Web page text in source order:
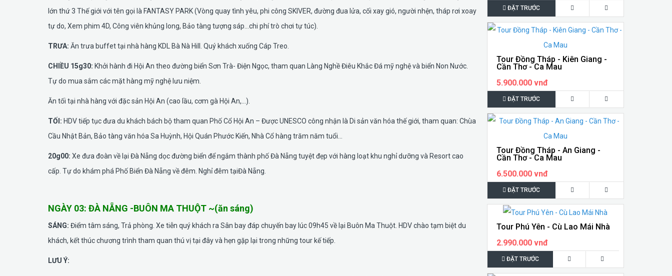
lớn thứ 3 Thế giới với tên gọi là FANTASY PARK (Vòng quay tình yêu, phi công SKIVER, đường đua lửa, cối xay gió, người nhện, tháp rơi xoay
tự do, Xem phim 4D, Công viên khủng long, Bảo tàng tượng sáp…chi phí trò chơi tự túc).
TRƯA: Ăn trưa buffet tại nhà hàng KDL Bà Nà Hill. Quý khách xuống Cáp Treo.
CHIỀU 15g30: Khởi hành đi Hội An theo đường biển Sơn Trà- Điện Ngọc, tham quan Làng Nghề Điêu Khắc Đá mỹ nghệ và biển Non Nước.
Tự do mua sắm các mặt hàng mỹ nghệ lưu niệm.
Ăn tối tại nhà hàng với đặc sản Hội An (cao lầu, cơm gà Hội An,…).
TỐI: HDV tiếp tục đưa du khách bách bộ tham quan Phố Cổ Hội An – Được UNESCO công nhận là Di sản văn hóa thế giới, tham quan: Chùa
Cầu Nhật Bản, Bảo tàng văn hóa Sa Huỳnh, Hội Quán Phước Kiến, Nhà Cổ hàng trăm năm tuổi…
20g00: Xe đưa đoàn về lại Đà Nẵng dọc đường biển để ngắm thành phố Đà Nẵng tuyệt đẹp với hàng loạt khu nghỉ dưỡng và Resort cao
cấp. Tự do khám phá Phố Biển Đà Nẵng về đêm. Nghỉ đêm tạiĐà Nẵng.
NGÀY 03: ĐÀ NẴNG -BUÔN MA THUỘT ~(ăn sáng)
SÁNG: Điểm tâm sáng, Trả phòng. Xe tiễn quý khách ra Sân bay đáp chuyến bay lúc 09h45 về lại Buôn Ma Thuột. HDV chào tạm biệt du
khách, kết thúc chương trình tham quan thú vị tại đây và hẹn gặp lại trong những tour kế tiếp.
LƯU Ý:
ĐẶT TRƯỚC
Tour Đồng Tháp - Kiên Giang -
Cần Thơ - Ca Mau
5.900.000 vnđ
ĐẶT TRƯỚC
Tour Đồng Tháp - An Giang -
Cần Thơ - Ca Mau
6.500.000 vnđ
ĐẶT TRƯỚC
Tour Phú Yên - Cù Lao Mái Nhà
2.990.000 vnđ
ĐẶT TRƯỚC